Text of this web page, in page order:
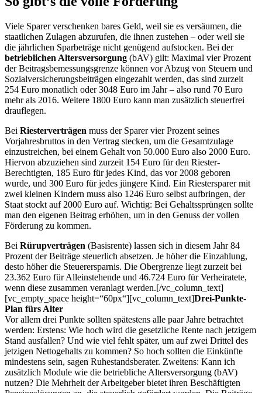
Viele Sparer verschenken bares Geld, weil sie es versäumen, die
staatlichen Zulagen abzurufen, die ihnen zustehen – oder weil sie
die jährlichen Sparbeträge nicht genügend aufstocken. Bei der
betrieblichen Altersversorgung (bAV) gilt: Maximal vier Prozent
der Beitragsbemessungsgrenze können vor Abzug von Steuern und
Sozialversicherungsbeiträgen eingezahlt werden, das sind zurzeit
254 Euro monatlich oder 3048 Euro im Jahr – also rund 70 Euro
mehr als 2016. Weitere 1800 Euro kann man zusätzlich steuerfrei
drauflegen.
Bei Riesterverträgen muss der Sparer vier Prozent seines
Vorjahresbruttos in den Vertrag stecken, um die Gesamtzulage
einzustreichen, bei einem Gehalt von 50.000 Euro also 2000 Euro.
Hiervon abzuziehen sind zurzeit 154 Euro für den Riester-
Berechtigten, 185 Euro für jedes Kind, das vor 2008 geboren
wurde, und 300 Euro für jedes jüngere Kind. Ein Riestersparer mit
zwei kleinen Kindern muss also 1246 Euro selbst aufbringen, der
Staat stockt auf 2000 Euro auf. Wichtig: Bei Gehaltssprüngen sollte
man den eigenen Beitrag erhöhen, um in den Genuss der vollen
Förderung zu kommen.
Bei Rürupverträgen (Basisrente) lassen sich in diesem Jahr 84
Prozent der Beiträge steuerlich absetzen. Je höher die Einzahlung,
desto höher die Steuerersparnis. Die Obergrenze liegt zurzeit bei
23.362 Euro für Alleinstehende und 46.724 Euro für Verheiratete,
wenn diese zusammen veranlagt werden.[/vc_column_text]
[vc_empty_space height=“60px“][vc_column_text]Drei-Punkte-
Plan fürs Alter
Vor allem drei Punkte sollten spätestens alle paar Jahre betrachtet
werden: Erstens: Wie hoch wird die gesetzliche Rente nach jetzigem
Stand ausfallen? Und wie viel fehlt später, um auf zwei Drittel des
jetzigen Nettogehalts zu kommen? So hoch sollten die Einkünfte
mindestens sein, sagen Ruhestands­berater. Zweitens: Kann ich
zusätzlich Module wie die betriebliche Altersversorgung (bAV)
nutzen? Die Mehrheit der Arbeitgeber bietet ihren Beschäftigten